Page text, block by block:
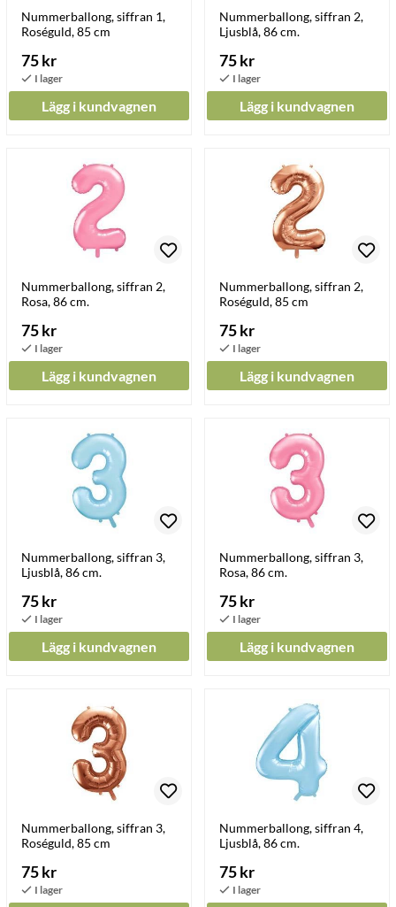
Nummerballong, siffran 1,
Roséguld, 85 cm
75 kr
Lägg i kundvagnen
Nummerballong, siffran 2,
Ljusblå, 86 cm.
75 kr
Lägg i kundvagnen
Nummerballong, siffran 2,
Rosa, 86 cm.
75 kr
Lägg i kundvagnen
Nummerballong, siffran 2,
Roséguld, 85 cm
75 kr
Lägg i kundvagnen
Nummerballong, siffran 3,
Ljusblå, 86 cm.
75 kr
Lägg i kundvagnen
Nummerballong, siffran 3,
Rosa, 86 cm.
75 kr
Lägg i kundvagnen
Nummerballong, siffran 3,
Roséguld, 85 cm
75 kr
Nummerballong, siffran 4,
Ljusblå, 86 cm.
75 kr